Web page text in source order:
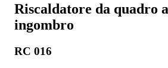
Riscaldatore da quadro
ingombro
RC 016